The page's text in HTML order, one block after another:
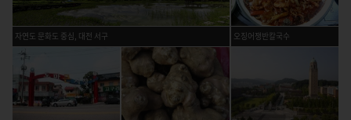
오징어쟁반칼국수
자연도 문화도 중심, 대전 서구